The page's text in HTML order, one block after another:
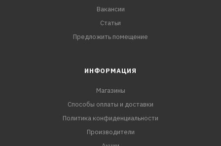
Вакансии
Статьи
Предложить помещение
ИНФОРМАЦИЯ
Магазины
Способы оплаты и доставки
Политика конфиденциальности
Производители